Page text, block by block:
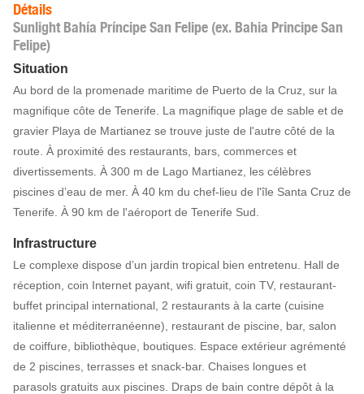
Détails
Sunlight Bahía Príncipe San Felipe (ex. Bahia Principe San
Felipe)
Situation
Au bord de la promenade maritime de Puerto de la Cruz, sur la
magnifique côte de Tenerife. La magnifique plage de sable et de
gravier Playa de Martianez se trouve juste de l'autre côté de la
route. À proximité des restaurants, bars, commerces et
divertissements. À 300 m de Lago Martianez, les célèbres
piscines d’eau de mer. À 40 km du chef-lieu de l'île Santa Cruz de
Tenerife. À 90 km de l'aéroport de Tenerife Sud.
Infrastructure
Le complexe dispose d’un jardin tropical bien entretenu. Hall de
réception, coin Internet payant, wifi gratuit, coin TV, restaurant-
buffet principal international, 2 restaurants à la carte (cuisine
italienne et méditerranéenne), restaurant de piscine, bar, salon
de coiffure, bibliothèque, boutiques. Espace extérieur agrémenté
de 2 piscines, terrasses et snack-bar. Chaises longues et
parasols gratuits aux piscines. Draps de bain contre dépôt à la